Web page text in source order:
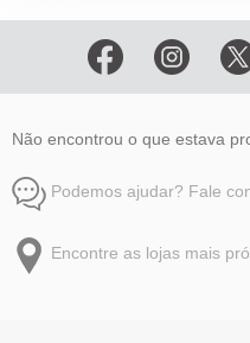
Não encontrou o que estava
Podemos ajudar? Fale
Encontre as lojas mais